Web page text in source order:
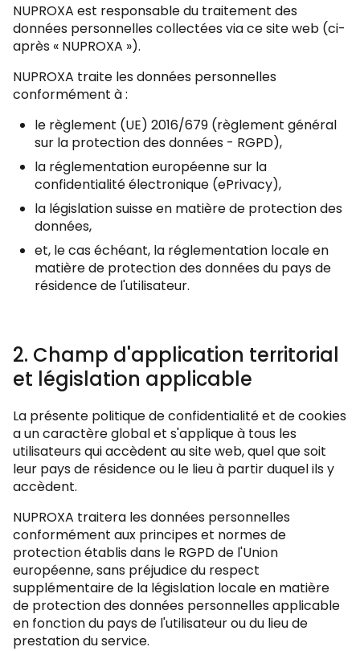
NUPROXA est responsable du traitement des
données personnelles collectées via ce site web (ci-
après « NUPROXA »).
NUPROXA traite les données personnelles
conformément à :
le règlement (UE) 2016/679 (règlement général
sur la protection des données - RGPD),
la réglementation européenne sur la
confidentialité électronique (ePrivacy),
la législation suisse en matière de protection des
données,
et, le cas échéant, la réglementation locale en
matière de protection des données du pays de
résidence de l'utilisateur.
2. Champ d'application territorial
et législation applicable
La présente politique de confidentialité et de cookies
a un caractère global et s'applique à tous les
utilisateurs qui accèdent au site web, quel que soit
leur pays de résidence ou le lieu à partir duquel ils y
accèdent.
NUPROXA traitera les données personnelles
conformément aux principes et normes de
protection établis dans le RGPD de l'Union
européenne, sans préjudice du respect
supplémentaire de la législation locale en matière
de protection des données personnelles applicable
en fonction du pays de l'utilisateur ou du lieu de
prestation du service.